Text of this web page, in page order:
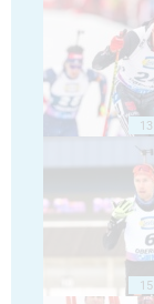
13
15